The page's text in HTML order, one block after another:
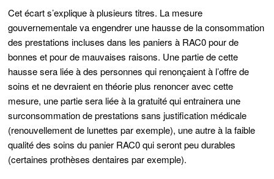
Cet écart s’explique à plusieurs titres. La mesure
gouvernementale va engendrer une hausse de la consommation
des prestations incluses dans les paniers à RAC0 pour de
bonnes et pour de mauvaises raisons. Une partie de cette
hausse sera liée à des personnes qui renonçaient à l’offre de
soins et ne devraient en théorie plus renoncer avec cette
mesure, une partie sera liée à la gratuité qui entrainera une
surconsommation de prestations sans justification médicale
(renouvellement de lunettes par exemple), une autre à la faible
qualité des soins du panier RAC0 qui seront peu durables
(certaines prothèses dentaires par exemple).